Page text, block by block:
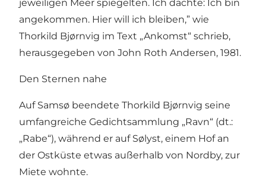
jeweiligen Meer spiegelten. Ich dachte: Ich bin
angekommen. Hier will ich bleiben,” wie
Thorkild Bjørnvig im Text „Ankomst“ schrieb,
herausgegeben von John Roth Andersen, 1981.
Den Sternen nahe
Auf Samsø beendete Thorkild Bjørnvig seine
umfangreiche Gedichtsammlung „Ravn“ (dt.:
„Rabe“), während er auf Sølyst, einem Hof an
der Ostküste etwas außerhalb von Nordby, zur
Miete wohnte.